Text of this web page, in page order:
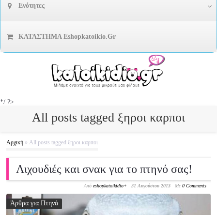
Ενότητες
ΚΑΤΑΣΤΗΜΑ Eshopkatoikio.gr
*/ ?>
All posts tagged ξηροι καρποι
Αρχική »All posts tagged ξηροι καρποι
Λιχουδιές και σνακ για το πτηνό σας!
Απόeshopkatoikidio+ 31 Αυγούστου 2013 Με0 Comments
Άρθρα για Πτηνά